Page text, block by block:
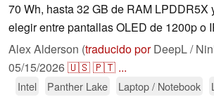
70 Wh, hasta 32 GB de RAM
elegir entre pantallas OLED de 1200p o
Alex Alderson (traducido porDeepL /
05/15/2026🇺🇸🇵🇹 ...
Intel Panther Lake Laptop / Notebook